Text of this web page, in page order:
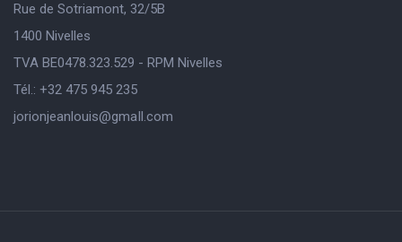
Rue de Sotriamont, 32/5B
1400 Nivelles
TVA BE0478.323.529 - RPM Nivelles
Tél.: +32 475 945 235
jorionjeanlouis@gmaIl.com